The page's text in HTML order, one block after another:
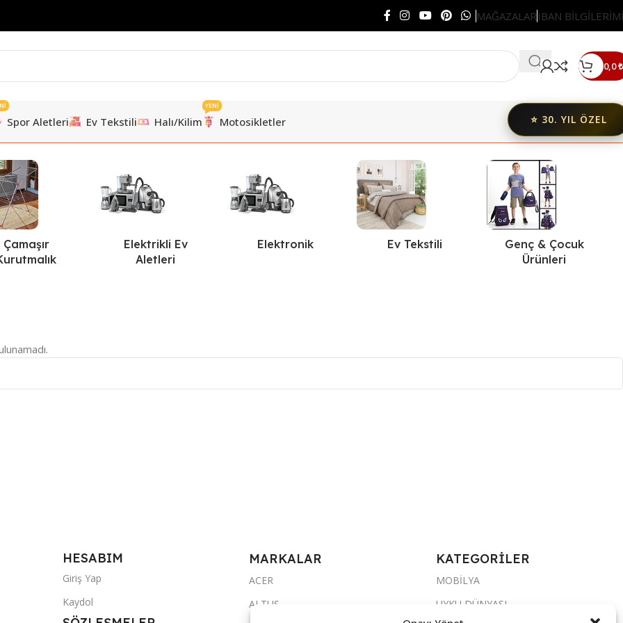
MAĞAZALAR IBAN
0,0₺
Spor Aletleri Ev Tekstili Halı/Kilim Motosikletler
YENİ
⭐ 30. YIL ÖZEL
Çamaşır
Elektrikli Ev
Aletleri
Elektronik Ev Tekstili
Genç & Çocuk
Ürünleri
HESABIM
Giriş Yap
Kaydol
MARKALAR
ACER
ALTUS
KATEGORİLER
MOBİLYA
UYKU DÜNYASI